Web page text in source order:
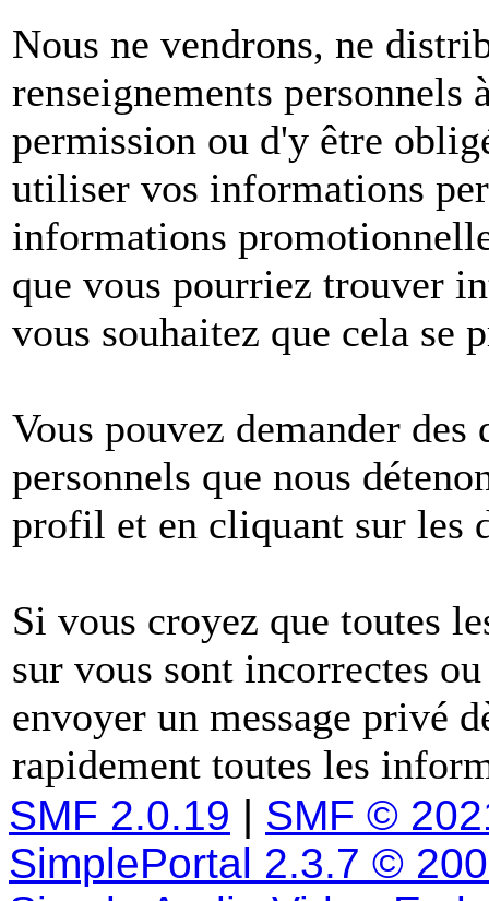
Nous ne vendrons, ne
renseignements
permission ou d'y être
utiliser vos informations
informations
que vous pourriez trouver
vous souhaitez que cela se
Vous pouvez demander
personnels que nous
profil et en cliquant sur les
Si vous croyez que toutes
sur vous sont incorrectes
envoyer un message privé
rapidement toutes les
SMF 2.0.19 | SMF ©
SimplePortal 2.3.7 ©